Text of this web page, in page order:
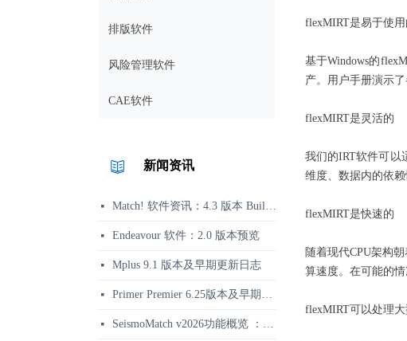
flexMIRT是易于使用
基于Windows的
产。用户手册演示
flexMIRT是灵活的
我们的IRT软件可以
维度、数据内的依
flexMIRT是快速的
随着现代CPU架构
算速度。在可能的
flexMIRT可以处理
排版软件
风险管理软件
CAE软件
新闻资讯
넷 Match! 软件资讯：4.3 版本 Build 360 发布说明
넷 Endeavour 软件：2.0 版本预览
넷 Mplus 9.1 版本及早期更新日志
넷 Primer Premier 6.25版本及早期更新日志
넷 SeismoMatch v2026功能概览 ：地震动谱匹配与结构动力分析